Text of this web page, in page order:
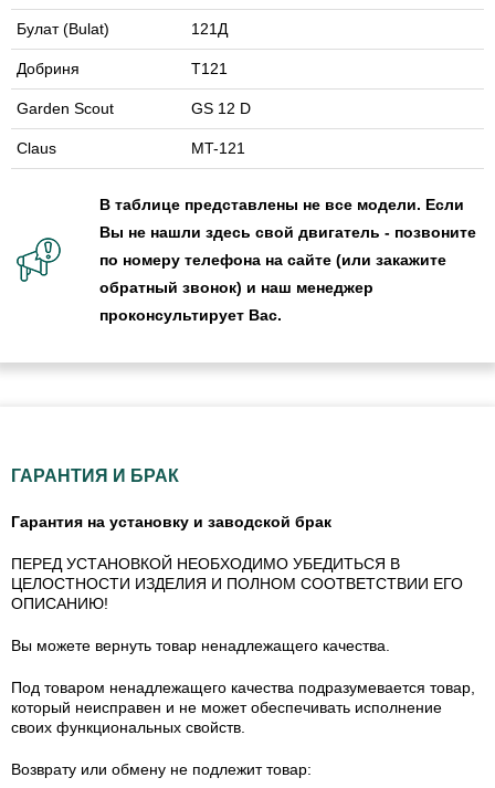
Булат (Bulat) 121Д
Добриня T121
Garden Scout GS 12 D
Claus MT-121
В таблице представлены не все модели. Если
Вы не нашли здесь свой двигатель - позвоните
по номеру телефона на сайте (или закажите
обратный звонок) и наш менеджер
проконсультирует Вас.
ГАРАНТИЯ И БРАК
Гарантия на установку и заводской брак
ПЕРЕД УСТАНОВКОЙ НЕОБХОДИМО УБЕДИТЬСЯ В
ЦЕЛОСТНОСТИ ИЗДЕЛИЯ И ПОЛНОМ СООТВЕТСТВИИ ЕГО
ОПИСАНИЮ!
Вы можете вернуть товар ненадлежащего качества.
Под товаром ненадлежащего качества подразумевается товар,
который неисправен и не может обеспечивать исполнение
своих функциональных свойств.
Возврату или обмену не подлежит товар: